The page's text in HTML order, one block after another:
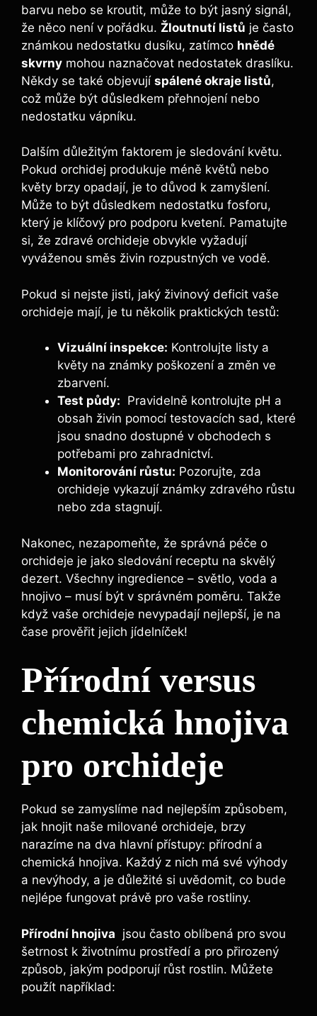
‍barvu nebo se kroutit, může to být jasný ⁣signál,⁤
že něco není v pořádku. Žloutnutí‍ listů ‌je často
známkou nedostatku dusíku, zatímco hnědé
⁢skvrny mohou naznačovat nedostatek draslíku.‌
Někdy se také objevují spálené ​okraje listů,
což ⁤může ⁣být důsledkem přehnojení nebo
‌nedostatku vápníku.
Dalším ‍důležitým faktorem je sledování květu.
Pokud orchidej produkuje⁣ méně ⁢květů ⁣nebo
květy brzy opadají, je to důvod k ⁣zamyšlení.
⁣Může to být ​důsledkem ‌nedostatku fosforu,
který​ je klíčový pro‍ podporu kvetení. Pamatujte⁤
si, ‌že⁢ zdravé orchideje obvykle vyžadují
vyváženou směs‍ živin rozpustných⁢ ve vodě.
Pokud si nejste jisti, jaký živinový deficit vaše
orchideje mají, je tu‍ několik praktických testů:
Vizuální inspekce: Kontrolujte listy a
květy na‍ známky poškození a ‍změn ​ve
zbarvení.
Test půdy: ‌ Pravidelně kontrolujte ​pH⁤ a
obsah živin pomocí testovacích sad, které
​jsou ⁣snadno dostupné v⁣ obchodech ⁤s⁣
potřebami‌ pro zahradnictví.
Monitorování růstu: Pozorujte, zda
orchideje vykazují známky zdravého růstu
nebo ‍zda stagnují.
Nakonec,⁢ nezapomeňte, že ⁤správná péče o
orchideje je‌ jako sledování ​receptu⁣ na skvělý
⁣dezert. ​Všechny ingredience – světlo, voda a
hnojivo – musí být⁤ v správném ‌poměru.‌ Takže ​
když vaše orchideje nevypadají nejlepší, je na ​
čase prověřit jejich​ jídelníček!
Přírodní versus⁤
chemická hnojiva
⁣pro orchideje
Pokud se zamyslíme nad nejlepším ‍způsobem,
⁤jak​ hnojit ​naše milované⁤ orchideje, ‍brzy
narazíme ⁣na dva ⁢hlavní ⁤přístupy: přírodní a
chemická hnojiva. Každý z‍ nich‌ má​ své​ výhody
a nevýhody, a ​je důležité⁤ si uvědomit, co bude
nejlépe fungovat právě‍ pro​ vaše rostliny.
Přírodní hnojiva ⁣ jsou ⁤často oblíbená pro svou⁣
šetrnost k životnímu prostředí a ​pro ‌přirozený
způsob, jakým podporují růst rostlin. Můžete
⁢použít například: